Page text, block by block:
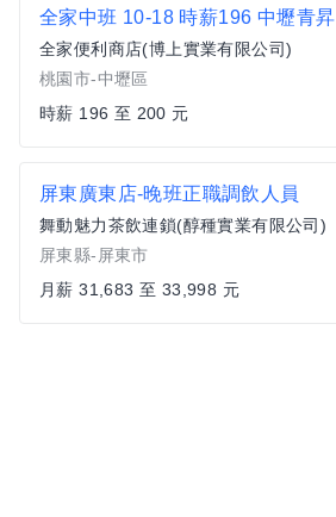
全家中班 10-18 時薪196 中壢青昇
全家便利商店(博上實業有限公司)
桃園市-中壢區
時薪 196 至 200 元
屏東廣東店-晚班正職調飲人員
舞動魅力茶飲連鎖(醇種實業有限公司)
屏東縣-屏東市
月薪 31,683 至 33,998 元